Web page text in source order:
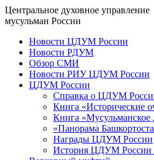
Центральное духовное управление
мусульман России
Новости ЦДУМ России
Новости РДУМ
Обзор СМИ
Новости РИУ ЦДУМ России
ЦДУМ России
Справка о ЦДУМ
Книга «Исторические
Книга «Мусульманское
«Панорама
Награды ЦДУМ России
История ЦДУМ России